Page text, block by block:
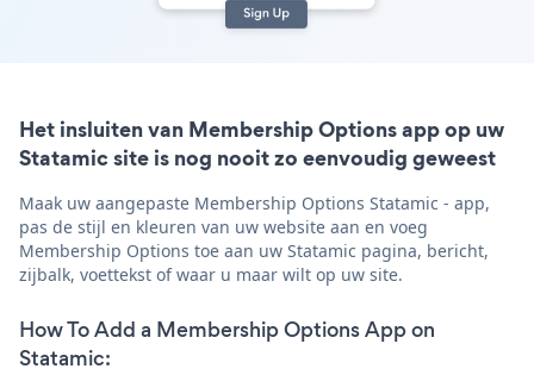
Het insluiten van Membership Options app op uw
Statamic site is nog nooit zo eenvoudig geweest
Maak uw aangepaste Membership Options Statamic - app,
pas de stijl en kleuren van uw website aan en voeg
Membership Options toe aan uw Statamic pagina, bericht,
zijbalk, voettekst of waar u maar wilt op uw site.
How To Add a Membership Options App on
Statamic: